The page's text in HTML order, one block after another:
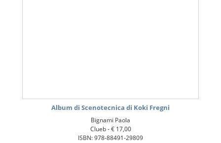
Album di Scenotecnica di Koki Fregni
Bignami Paola
Clueb -€ 17,00
ISBN: 978-88491-29809